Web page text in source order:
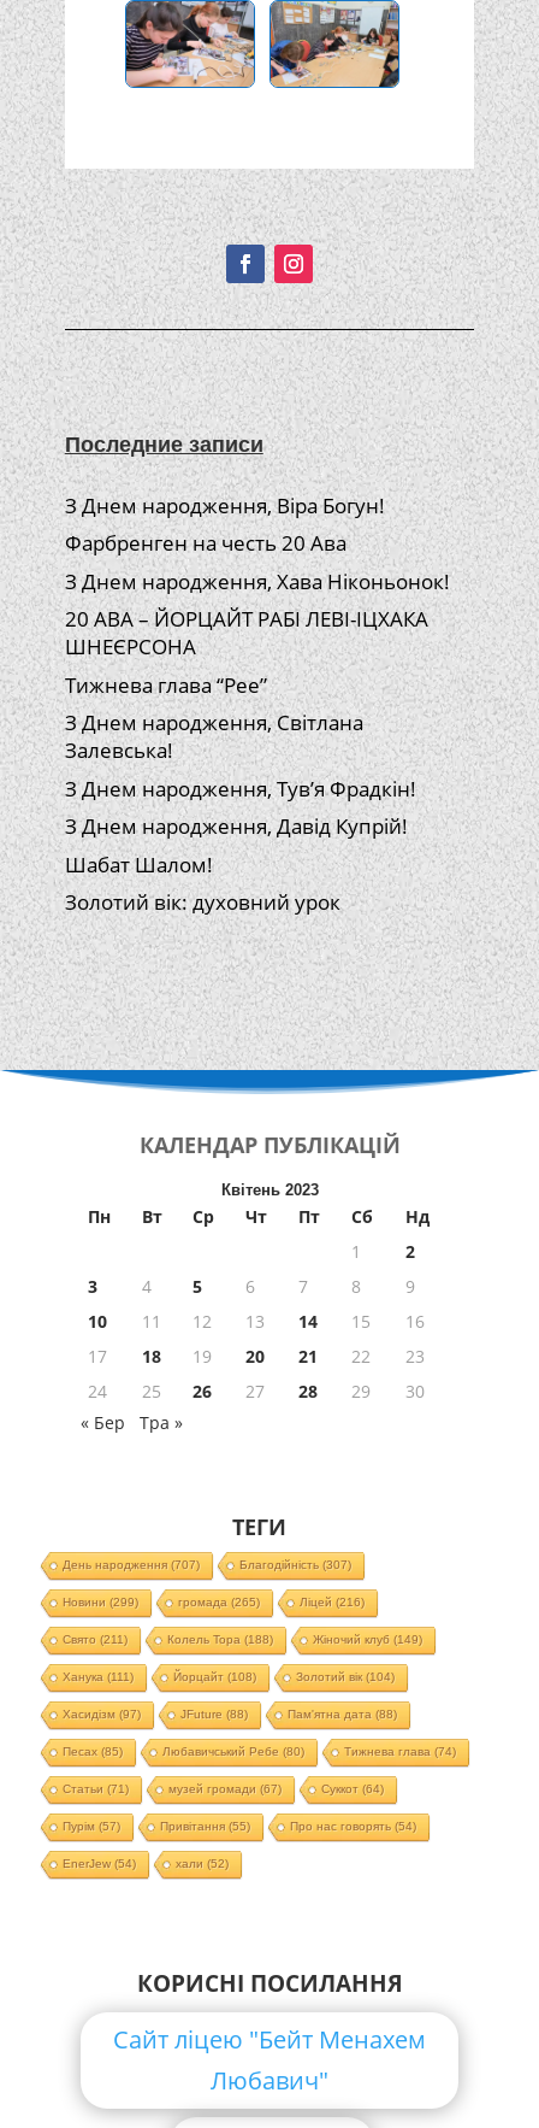
Подписывайтесь!
Последние записи
З Днем народження, Віра Богун!
Фарбренген на честь 20 Ава
З Днем народження, Хава Ніконьонок!
20 АВА – ЙОРЦАЙТ РАБІ ЛЕВІ-ІЦХАКА
ШНЕЄРСОНА
Тижнева глава “Рее”
З Днем народження, Світлана
Залевська!
З Днем народження, Тув’я Фрадкін!
З Днем народження, Давід Купрій!
Шабат Шалом!
Золотий вік: духовний урок
КАЛЕНДАР ПУБЛІКАЦІЙ
Квітень 2023
Пн Вт Ср Чт Пт Сб
Нд
1
2
3
4 5 6 7 8
9
10
11 12 13 14 15
16
17
18 19 20 21 22
23
24
25 26 27 28 29
30
« Бер
Тра »
ТЕГИ
День народження(707) Благодійність (307)
Новини (299) громада (265) Ліцей (216)
Свято (211) Колель Тора (188) Жіночий клуб (149)
Ханука (111) Йорцайт (108) Золотий вік(104)
Хасидізм (97) JFuture (88) Пам'ятна дата (88)
Песах(85) Любавичський Ребе (80) Тижнева глава (74)
Статьи (71) музей громади (67) Суккот (64)
Пурім (57) Привітання(55) Про нас говорять (54)
EnerJew(54) хали (52)
КОРИСНІ ПОСИЛАННЯ
Сайт ліцею "Бейт Менахем
Любавич"